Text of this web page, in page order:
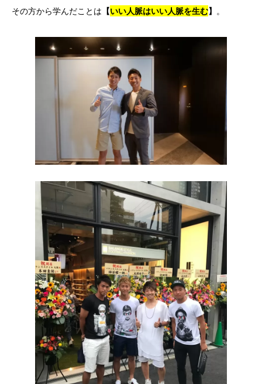
その方から学んだことは 【いい人脈はいい人脈を生む】 。